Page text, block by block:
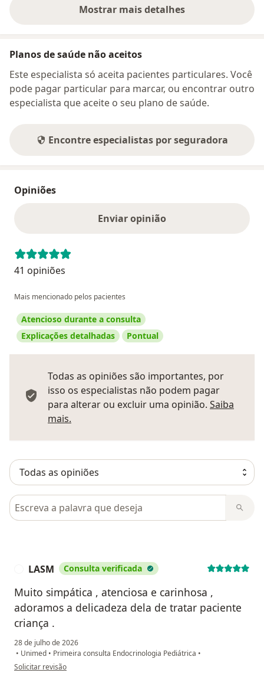
Mostrar mais detalhes
sobre o endereço
Planos de saúde não aceitos
Este especialista só aceita pacientes particulares. Você
pode pagar particular para marcar, ou encontrar outro
especialista que aceite o seu plano de saúde.
Encontre especialistas por seguradora
Opiniões
Enviar opinião
41 opiniões
Mais mencionado pelos pacientes
Atencioso durante a consulta
Explicações detalhadas
Pontual
Todas as opiniões são importantes, por
isso os especialistas não podem pagar
para alterar ou excluir uma opinião. Saiba
mais.
Pesquisar em opiniões
LASM Consulta verificada
Muito simpática , atenciosa e carinhosa ,
adoramos a delicadeza dela de tratar paciente
criança .
28 de julho de 2026
• Unimed • Primeira consulta Endocrinologia Pediátrica •
na opinião do utilizador LASM
Solicitar revisão